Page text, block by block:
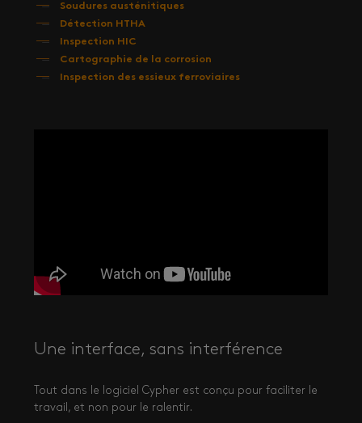
Soudures austénitiques
Détection HTHA
Inspection HIC
Cartographie de la corrosion
Inspection des essieux ferroviaires
Une interface, sans interférence
Tout dans le logiciel Cypher est conçu pour faciliter le
travail, et non pour le ralentir.